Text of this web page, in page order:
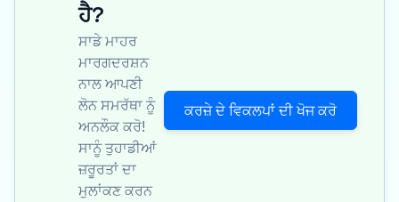
ਹੈ?
ਸਾਡੇ ਮਾਹਰ
ਮਾਰਗਦਰਸ਼ਨ
ਨਾਲ ਆਪਣੀ
ਲੋਨ ਸਮਰੱਥਾ ਨੂੰ
ਅਨਲੌਕ ਕਰੋ!
ਸਾਨੂੰ ਤੁਹਾਡੀਆਂ
ਜ਼ਰੂਰਤਾਂ ਦਾ
ਮੁਲਾਂਕਣ ਕਰਨ
ਕਰਜ਼ੇ ਦੇ ਵਿਕਲਪਾਂ ਦੀ ਖੋਜ ਕਰੋ